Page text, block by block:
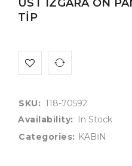
ÜST IZGARA ÖN
TİP
SKU: 118-70592
Availability:
In Stock
Categories: KABİN